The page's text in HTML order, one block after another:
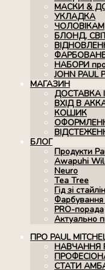
МАСКИ &
УКЛАДКА
ЧОЛОВІКАМ
БЛОНД,
НАБОРИ
JOHN PAUL
МАГАЗИН
ДОСТАВКА
ВХІД В
КОШИК
БЛОГ
Продукти
Awapuhi
Neuro
Tea Tree
Гід зі
Фарбування
PRO-порада
Актуально
ПРО PAUL
НАВЧАННЯ
СТАТИ